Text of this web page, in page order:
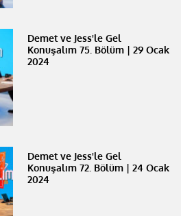
Demet ve Jess'le Gel
Konuşalım 75. Bölüm | 29 Ocak
2024
Demet ve Jess'le Gel
Konuşalım 72. Bölüm | 24 Ocak
2024